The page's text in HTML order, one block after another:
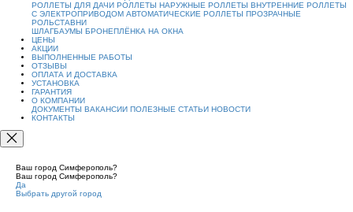
РОЛЛЕТЫ ДЛЯ ДАЧИ РОЛЛЕТЫ НАРУЖНЫЕ РОЛЛЕТЫ ВНУТРЕННИЕ РОЛЛЕТЫ
С ЭЛЕКТРОПРИВОДОМ АВТОМАТИЧЕСКИЕ РОЛЛЕТЫ ПРОЗРАЧНЫЕ
РОЛЬСТАВНИ
ШЛАГБАУМЫ БРОНЕПЛЁНКА НА ОКНА
ЦЕНЫ
АКЦИИ
ВЫПОЛНЕННЫЕ РАБОТЫ
ОТЗЫВЫ
ОПЛАТА И ДОСТАВКА
УСТАНОВКА
ГАРАНТИЯ
О КОМПАНИИ
ДОКУМЕНТЫ ВАКАНСИИ ПОЛЕЗНЫЕ СТАТЬИ НОВОСТИ
КОНТАКТЫ
Ваш город Симферополь?
Ваш город Симферополь?
Да
Выбрать другой город